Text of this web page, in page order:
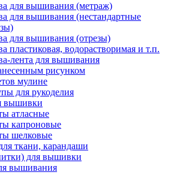
для вышивания (метраж)
для вышивания (нестандартные
для вышивания (отрезы)
пластиковая, водорастворимая и т.п.
лента для вышивания
рисунком
мулине
для рукоделия
вышивки
атласные
капроновые
шелковые
ткани, карандаши
для вышивки
вышивания